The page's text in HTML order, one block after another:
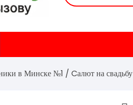
в Минске №1 / Cалют на свадьбу